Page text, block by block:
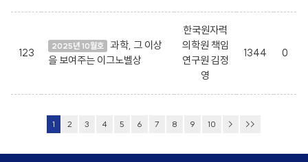
123
2025년 10월호
과학, 그 이상
을 보여주는 이그노벨상
한국원자력
의학원 책임
연구원 김정
영
1344 0
1 2 3 4 5 6 7 8 9 10 > >>